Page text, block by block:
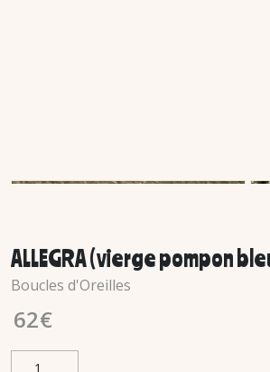
ALLEGRA ( vierge pompon
Boucles d'Oreilles
62€